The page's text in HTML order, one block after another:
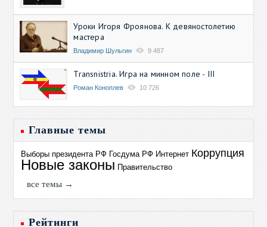
Уроки Игоря Фроянова. К девяностолетию
мастера
Владимир Шульгин 9 487
Transnistria. Игра на минном поле - III
Роман Коноплев 10 726
Главные темы
Выборы президента РФ Госдума РФ Интернет Коррупция
Новые законы Правительство
все темы →
Рейтинги